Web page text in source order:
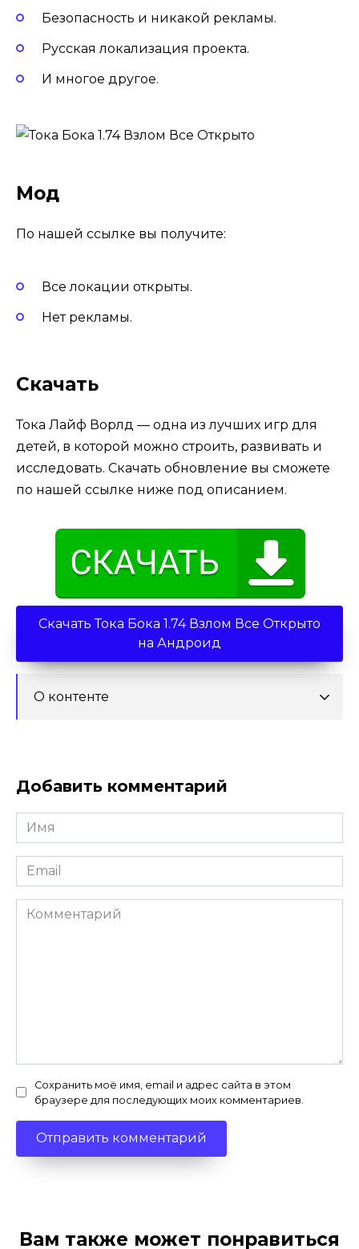
Безопасность и никакой рекламы.
Русская локализация проекта.
И многое другое.
Мод
По нашей ссылке вы получите:
Все локации открыты.
Нет рекламы.
Скачать
Тока Лайф Ворлд — одна из лучших игр для
детей, в которой можно строить, развивать и
исследовать. Скачать обновление вы сможете
по нашей ссылке ниже под описанием.
Скачать Тока Бока 1.74 Взлом Все Открыто
на Андроид
О контенте
Добавить комментарий
Имя
*
Email
*
Комментарий
Сохранить моё имя, email и адрес сайта в этом
браузере для последующих моих комментариев.
Вам также может понравиться